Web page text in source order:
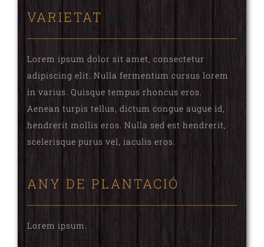
VARIETAT
Lorem ipsum dolor sit amet, consectetur
adipiscing elit. Nulla fermentum cursus lorem
in varius. Quisque tempus rhoncus eros.
Aenean turpis tellus, dictum congue augue id,
hendrerit mollis eros. Nulla sed est hendrerit,
scelerisque purus vel, iaculis eros.
ANY DE PLANTACIÓ
Lorem ipsum.